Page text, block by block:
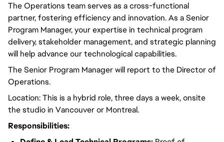
The Operations team serves as across-functional
partner,fostering efficiency and innovation. As a Senior
Program Manager, your expertise in technical program
delivery,stakeholder management, and strategic planning
will help advanceour technological capabilities.
The Senior Program Manager will report to the Directorof
Operations.
Location: This is a hybrid role, three days a week, onsite
the studio in Vancouver or Montreal.
Responsibilities: